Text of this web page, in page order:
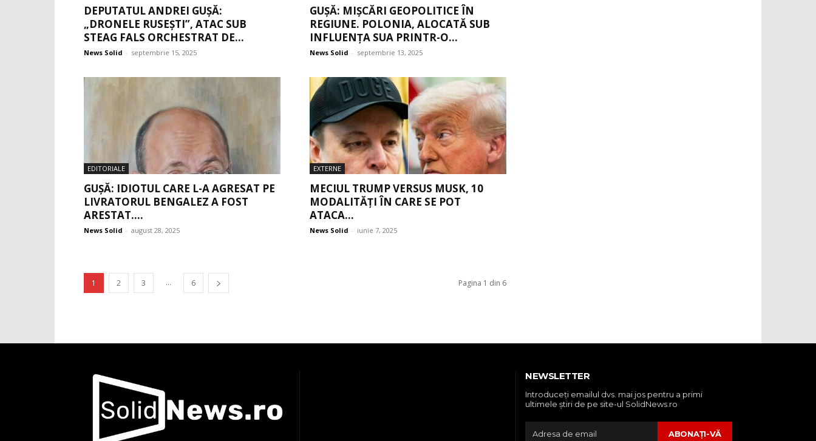
DEPUTATUL ANDREI GUȘĂ:
„DRONELE RUSEȘTI”, ATAC SUB
STEAG FALS ORCHESTRAT DE...
News Solid - septembrie 15, 2025
GUȘĂ: MIȘCĂRI GEOPOLITICE ÎN
REGIUNE. POLONIA, ALOCATĂ SUB
INFLUENȚA SUA PRINTR-O...
News Solid - septembrie 13, 2025
EDITORIALE
GUȘĂ: IDIOTUL CARE L-A AGRESAT PE
LIVRATORUL BENGALEZ A FOST
ARESTAT....
News Solid - august 28, 2025
EXTERNE
MECIUL TRUMP VERSUS MUSK, 10
MODALITĂȚI ÎN CARE SE POT
ATACA...
News Solid - iunie 7, 2025
1 2 3 ... 6 Pagina 1 din 6
NEWSLETTER
Introduceţi emailul dvs. mai jos pentru a primi
ultimele ştiri de pe site-ul SolidNews.ro
ABONAŢI-VĂ